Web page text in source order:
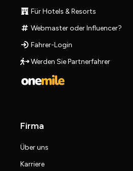
Für Hotels & Resorts
Webmaster oder Influencer?
Fahrer-Login
Werden Sie Partnerfahrer
Firma
Über uns
Karriere